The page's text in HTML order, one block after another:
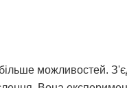
більше можливостей.